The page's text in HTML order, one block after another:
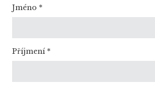
Jméno *
Příjmení *